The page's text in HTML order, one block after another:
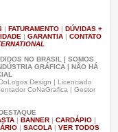
| FATURAMENTO| DÚVIDAS +
| GARANTIA| CONTATO
NO BRASIL | SOMOS
GRÁFICA | NÃO HÁ
Design | Licenciado
CoNaGrafica | Gestor
| BANNER | CARDÁPIO |
| SACOLA | VER TODOS